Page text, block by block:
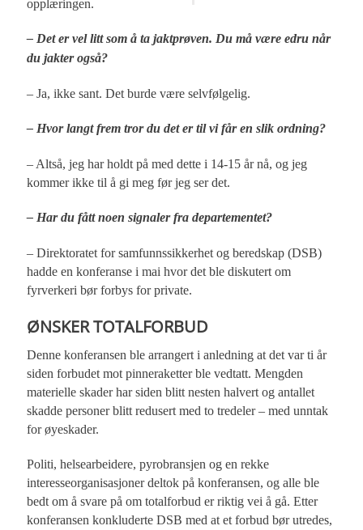
opplæringen.
– Det er vel litt som å ta jaktprøven. Du må være edru når
du jakter også?
– Ja, ikke sant. Det burde være selvfølgelig.
– Hvor langt frem tror du det er til vi får en slik ordning?
– Altså, jeg har holdt på med dette i 14-15 år nå, og jeg
kommer ikke til å gi meg før jeg ser det.
– Har du fått noen signaler fra departementet?
– Direktoratet for samfunnssikkerhet og beredskap (DSB)
hadde en konferanse i mai hvor det ble diskutert om
fyrverkeri bør forbys for private.
ØNSKER TOTALFORBUD
Denne konferansen ble arrangert i anledning at det var ti år
siden forbudet mot pinneraketter ble vedtatt. Mengden
materielle skader har siden blitt nesten halvert og antallet
skadde personer blitt redusert med to tredeler – med unntak
for øyeskader.
Politi, helsearbeidere, pyrobransjen og en rekke
interesseorganisasjoner deltok på konferansen, og alle ble
bedt om å svare på om totalforbud er riktig vei å gå. Etter
konferansen konkluderte DSB med at et forbud bør utredes,